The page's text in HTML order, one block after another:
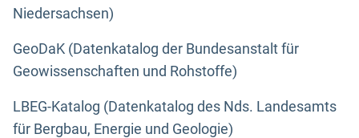
Niedersachsen)
GeoDaK (Datenkatalog der Bundesanstalt für
Geowissenschaften und Rohstoffe)
LBEG-Katalog (Datenkatalog des Nds. Landesamts
für Bergbau, Energie und Geologie)